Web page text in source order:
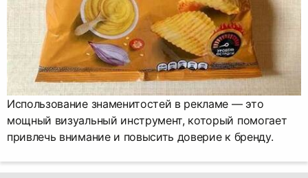
Использование знаменитостей в рекламе — это
мощный визуальный инструмент, который помогает
привлечь внимание и повысить доверие к бренду.